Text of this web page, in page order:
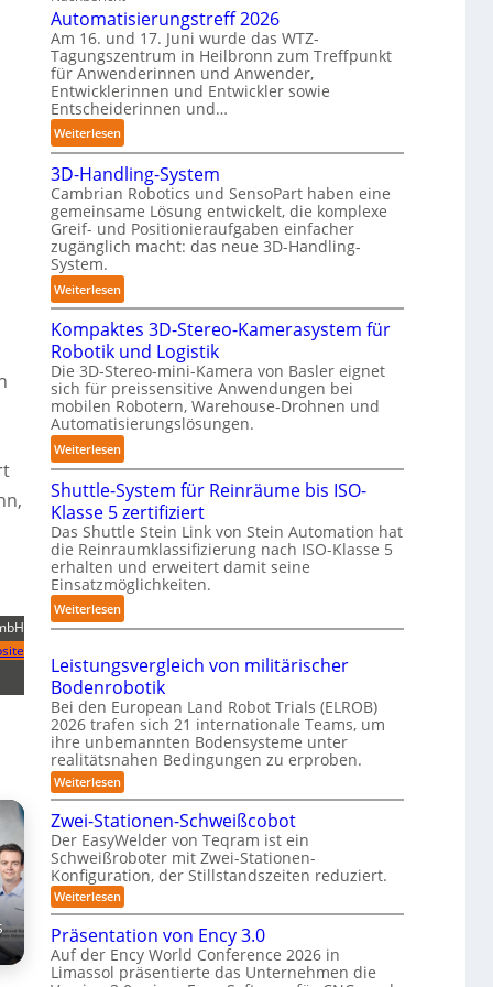
o
b
o
t
d
i
g
e
P
o
l
y
m
e
r
l
a
g
e
r
f
ü
r
T
a
u
c
h
r
o
b
o
t
r
Automatisierungstreff 2026
Am 16. und 17. Juni wurde das WTZ-
Tagungszentrum in Heilbronn zum Treffpunkt
für Anwenderinnen und Anwender,
Entwicklerinnen und Entwickler sowie
Entscheiderinnen und…
Weiterlesen:
A
u
t
o
m
a
t
i
s
i
e
r
u
n
g
s
t
r
e
f
f
2
0
2
3D-Handling-System
Cambrian Robotics und SensoPart haben eine
gemeinsame Lösung entwickelt, die komplexe
Greif- und Positionieraufgaben einfacher
zugänglich macht: das neue 3D-Handling-
System.
Weiterlesen:
3
D
-
H
a
n
d
l
i
n
g
-
S
y
s
t
m
Kompaktes 3D-Stereo-Kamerasystem für
Robotik und Logistik
Die 3D-Stereo-mini-Kamera von Basler eignet
sich für preissensitive Anwendungen bei
mobilen Robotern, Warehouse-Drohnen und
Automatisierungslösungen.
Weiterlesen:
K
o
m
p
a
k
t
e
D
-
S
t
e
r
e
o
-
K
a
m
e
r
a
Shuttle-System für Reinräume bis ISO-
Klasse 5 zertifiziert
Das Shuttle Stein Link von Stein Automation hat
die Reinraumklassifizierung nach ISO-Klasse 5
erhalten und erweitert damit seine
Einsatzmöglichkeiten.
Weiterlesen:
S
u
t
t
l
e
-
S
y
s
t
e
m
ü
r
Leistungsvergleich von militärischer
Bodenrobotik
Bei den European Land Robot Trials (ELROB)
2026 trafen sich 21 internationale Teams, um
ihre unbemannten Bodensysteme unter
realitätsnahen Bedingungen zu erproben.
Weiterlesen:
L
i
s
t
u
n
g
s
v
e
r
g
Zwei-Stationen-Schweißcobot
Der EasyWelder von Teqram ist ein
Schweißroboter mit Zwei-Stationen-
Konfiguration, der Stillstandszeiten reduziert.
Weiterlesen:
Z
w
e
i
-
Präsentation von Ency 3.0
Auf der Ency World Conference 2026 in
Limassol präsentierte das Unternehmen die